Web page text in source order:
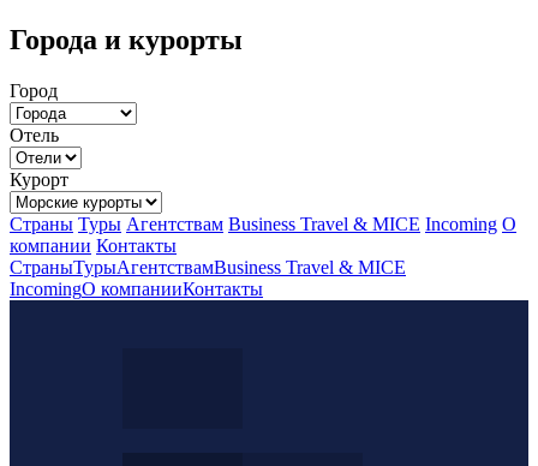
Города и курорты
Город
Отель
Курорт
Страны Туры Агентствам Business Travel & MICE Incoming О
компании Контакты
СтраныТурыАгентствамBusiness Travel & MICE
IncomingО компанииКонтакты